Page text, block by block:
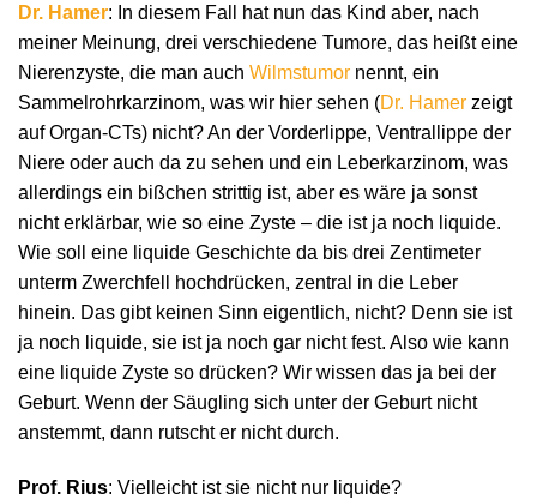
Dr. Hamer: In diesem Fall hat nun das Kind aber, nach
meiner Meinung, drei verschiedene Tumore, das heißt eine
Nierenzyste, die man auch Wilmstumor nennt, ein
Sammelrohrkarzinom, was wir hier sehen (Dr. Hamer zeigt
auf Organ-CTs) nicht? An der Vorderlippe, Ventrallippe der
Niere oder auch da zu sehen und ein Leberkarzinom, was
allerdings ein bißchen strittig ist, aber es wäre ja sonst
nicht erklärbar, wie so eine Zyste – die ist ja noch liquide.
Wie soll eine liquide Geschichte da bis drei Zentimeter
unterm Zwerchfell hochdrücken, zentral in die Leber
hinein. Das gibt keinen Sinn eigentlich, nicht? Denn sie ist
ja noch liquide, sie ist ja noch gar nicht fest. Also wie kann
eine liquide Zyste so drücken? Wir wissen das ja bei der
Geburt. Wenn der Säugling sich unter der Geburt nicht
anstemmt, dann rutscht er nicht durch.
Prof. Rius: Vielleicht ist sie nicht nur liquide?